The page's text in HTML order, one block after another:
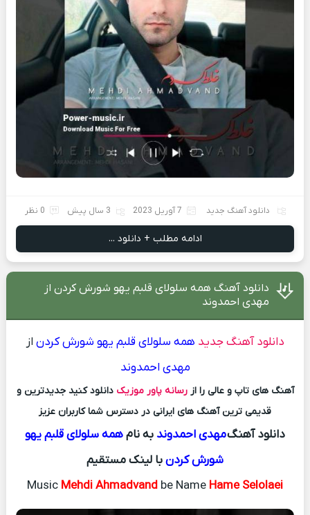
دانلود آهنگ جدید 7 آوریل 2023 3 سال پیش 0 نظر
ادامه مطلب + دانلود ...
دانلود آهنگ همه سلولای قلبم یهو شورش کردن از
مهدی احمدوند
دانلود آهنگ جدید همه سلولای قلبم یهو شورش کردن از
مهدی احمدوند
آهنگ های تاپ و عالی را ازرسانه پاور موزیک دانلود کنید جدیدترین و
قدیمی ترین آهنگ های ایرانی در دسترس شما کاربران عزیز
دانلود آهنگمهدی احمدوند به نامهمه سلولای قلبم یهو
شورش کردنبا لینک مستقیم
Music Mehdi Ahmadvand be Name Hame Selolaei